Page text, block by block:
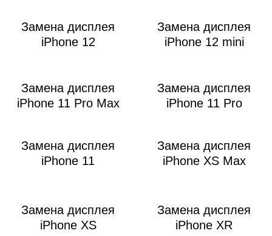
Замена дисплея
iPhone 12
Замена дисплея
iPhone 12 mini
Замена дисплея
iPhone 11 Pro Max
Замена дисплея
iPhone 11 Pro
Замена дисплея
iPhone 11
Замена дисплея
iPhone XS Max
Замена дисплея
iPhone XS
Замена дисплея
iPhone XR